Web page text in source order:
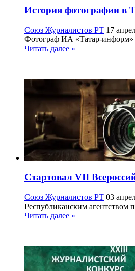
История фотографии в
Союз Журналистов РТ 17
Фотограф ИА «Татар-информ»
Читать далее »
Стартовал VII
Союз Журналистов РТ 03
Республиканским агентством
Читать далее »